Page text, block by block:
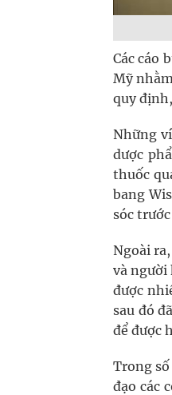
Các cáo
Mỹ
quy
Những
dược
thuốc
bang
sóc
Ngoài
và người
được
sau đó
để được
Trong
đạo các